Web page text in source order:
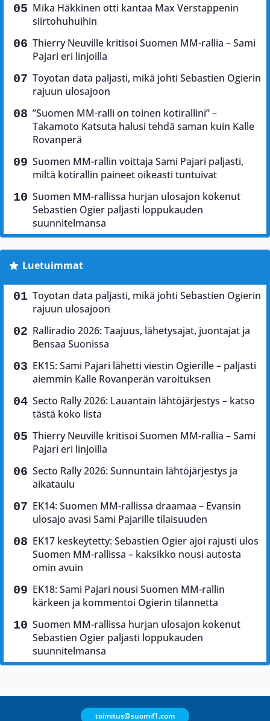
Mika Häkkinen otti kantaa Max Verstappenin
siirtohuhuihin
Thierry Neuville kritisoi Suomen MM-rallia – Sami
Pajari eri linjoilla
Toyotan data paljasti, mikä johti Sebastien Ogierin
rajuun ulosajoon
”Suomen MM-ralli on toinen kotirallini” –
Takamoto Katsuta halusi tehdä saman kuin Kalle
Rovanperä
Suomen MM-rallin voittaja Sami Pajari paljasti,
miltä kotirallin paineet oikeasti tuntuivat
Suomen MM-rallissa hurjan ulosajon kokenut
Sebastien Ogier paljasti loppukauden
suunnitelmansa
Luetuimmat
Toyotan data paljasti, mikä johti Sebastien Ogierin
rajuun ulosajoon
Ralliradio 2026: Taajuus, lähetysajat, juontajat ja
Bensaa Suonissa
EK15: Sami Pajari lähetti viestin Ogierille – paljasti
aiemmin Kalle Rovanperän varoituksen
Secto Rally 2026: Lauantain lähtöjärjestys – katso
tästä koko lista
Thierry Neuville kritisoi Suomen MM-rallia – Sami
Pajari eri linjoilla
Secto Rally 2026: Sunnuntain lähtöjärjestys ja
aikataulu
EK14: Suomen MM-rallissa draamaa – Evansin
ulosajo avasi Sami Pajarille tilaisuuden
EK17 keskeytetty: Sebastien Ogier ajoi rajusti ulos
Suomen MM-rallissa – kaksikko nousi autosta
omin avuin
EK18: Sami Pajari nousi Suomen MM-rallin
kärkeen ja kommentoi Ogierin tilannetta
Suomen MM-rallissa hurjan ulosajon kokenut
Sebastien Ogier paljasti loppukauden
suunnitelmansa
toimitus@suomif1.com